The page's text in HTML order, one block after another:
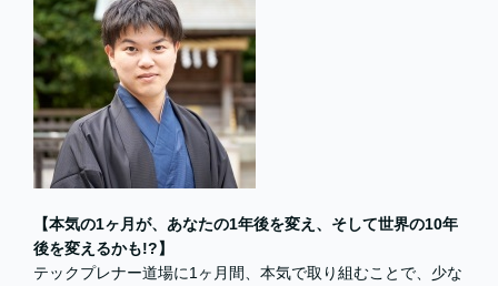
【本気の1ヶ月が、あなたの1年後を変え、そして世界の10年
後を変えるかも!?】
テックプレナー道場に1ヶ月間、本気で取り組むことで、少な